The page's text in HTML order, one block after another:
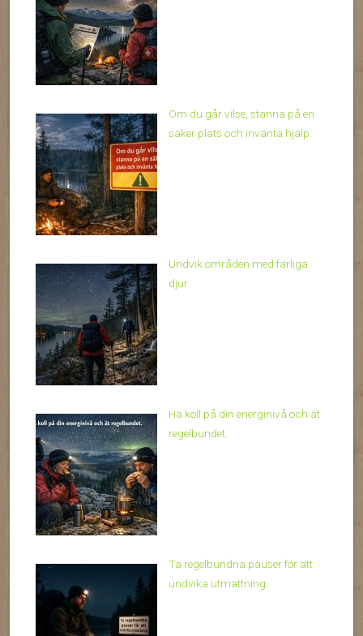
Om du går vilse, stanna på en
säker plats och invänta hjälp.
Undvik områden med farliga
djur.
Ha koll på din energinivå och ät
regelbundet.
Ta regelbundna pauser för att
undvika utmattning.